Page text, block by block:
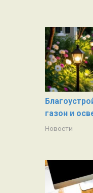
газон и
Новости